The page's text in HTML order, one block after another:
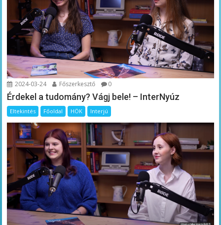
2024-03-24 Főszerkesztő 0
Érdekel a tudomány? Vágj bele! – InterNyúz
Eltekintés Főoldal HÖK Interjú